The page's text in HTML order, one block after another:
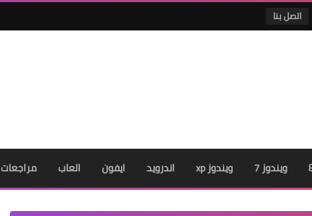
اتصل بنا
ويندوز 7 ويندوز xp اندرويد ايفون العاب مراجعات